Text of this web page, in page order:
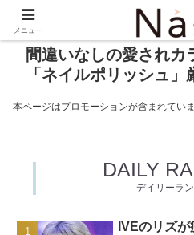
間違いなしの愛され
「ネイルポリッシュ」
本ページはプロモーションが含まれてい
DAILY
デイリーラ
IVEのリズ
メニュー